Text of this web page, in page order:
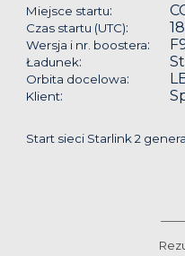
Miejsce startu:
Czas startu (UTC):
Wersja i nr. boostera:
Ładunek:
Orbita docelowa:
Klient:
Start sieci Starlink 2